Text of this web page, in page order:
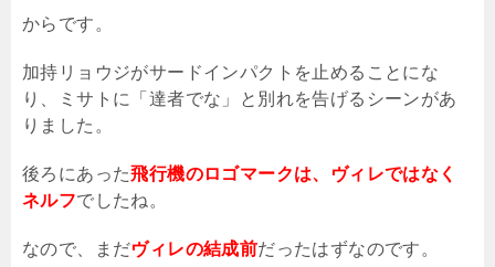
からです。
加持リョウジがサードインパクトを止めることにな
り、ミサトに「達者でな」と別れを告げるシーンがあ
りました。
後ろにあった飛行機のロゴマークは、ヴィレではなく
ネルフでしたね。
なので、まだヴィレの結成前だったはずなのです。